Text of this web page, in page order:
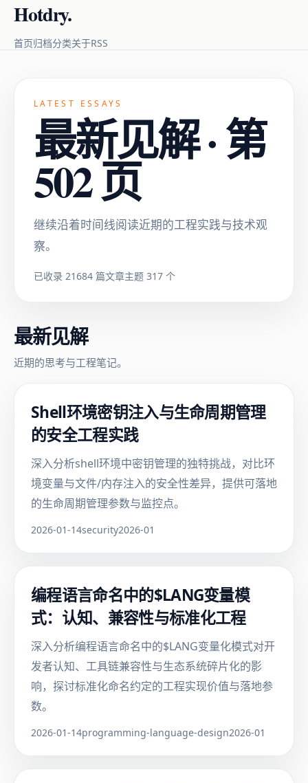
Hotdry.
首页归档分类关于RSS
LATEST ESSAYS
最新见解 · 第
502 页
继续沿着时间线阅读近期的工程实践与技术观
察。
已收录 21684 篇文章主题 317 个
最新见解
近期的思考与工程笔记。
Shell环境密钥注入与生命周期管理
的安全工程实践
深入分析shell环境中密钥管理的独特挑战，对比环
境变量与文件/内存注入的安全性差异，提供可落地
的生命周期管理参数与监控点。
2026-01-14security2026-01
编程语言命名中的$LANG变量模
式：认知、兼容性与标准化工程
深入分析编程语言命名中的$LANG变量化模式对开
发者认知、工具链兼容性与生态系统碎片化的影
响，探讨标准化命名约定的工程实现价值与落地参
数。
2026-01-14programming-language-design2026-01